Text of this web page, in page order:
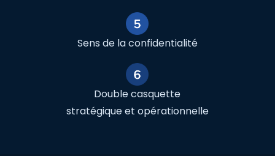
Sens de la confidentialité
Double casquette
stratégique et opérationnelle